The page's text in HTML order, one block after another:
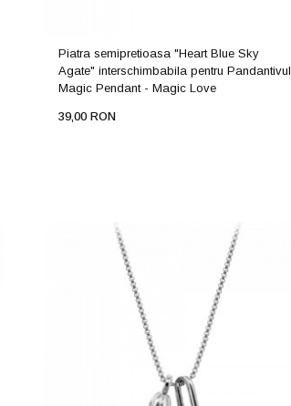
Piatra semipretioasa "Heart Blue Sky
Agate" interschimbabila pentru Pandantivul
Magic Pendant - Magic Love
39,00 RON